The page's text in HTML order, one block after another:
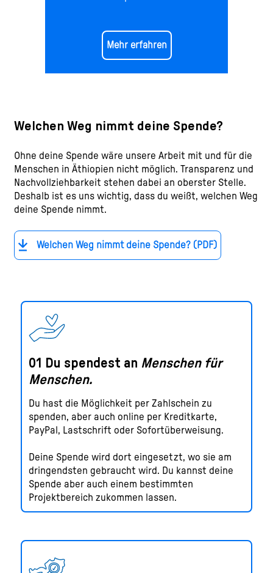
Mehr erfahren
Welchen Weg nimmt deine Spende?
Ohne deine Spende wäre unsere Arbeit mit und für die
Menschen in Äthiopien nicht möglich. Transparenz und
Nachvollziehbarkeit stehen dabei an oberster Stelle.
Deshalb ist es uns wichtig, dass du weißt, welchen Weg
deine Spende nimmt.
Welchen Weg nimmt deine Spende? (PDF)
01 Du spendest an Menschen für
Menschen.
Du hast die Möglichkeit per Zahlschein zu
spenden, aber auch online per Kreditkarte,
PayPal, Lastschrift oder Sofortüberweisung.
Deine Spende wird dort eingesetzt, wo sie am
dringendsten gebraucht wird. Du kannst deine
Spende aber auch einem bestimmten
Projektbereich zukommen lassen.